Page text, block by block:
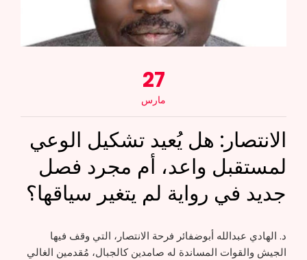
27
مارس
الانتصار: هل يُعيد تشكيل الوعي
لمستقبل واعد، أم مجرد فصل
جديد في رواية لم يتغير سياقها؟
د. الهادي عبدالله أبوضفائر فرحة الانتصار، التي وقف فيها
الجيش والقوات المساندة له صامدين كالجبال، مُقدمين الغالي